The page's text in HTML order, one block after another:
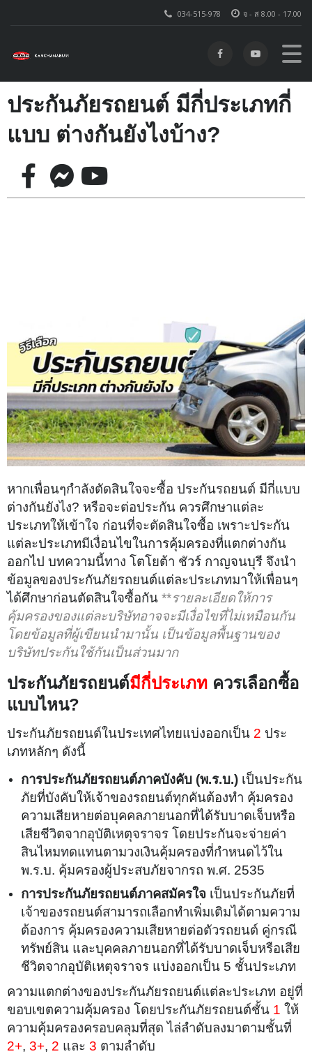
จ - ส 8.00 - 17.00
034-515-978
ประกันภัยรถยนต์ มีกี่ประเภทกี่
แบบ ต่างกันยังไงบ้าง?
หากเพื่อนๆกำลังตัดสินใจจะซื้อ ประกันรถยนต์ มีกี่แบบ
ต่างกันยังไง? หรือจะต่อประกัน ควรศึกษาแต่ละ
ประเภทให้เข้าใจ ก่อนที่จะตัดสินใจซื้อ เพราะประกัน
แต่ละประเภทมีเงื่อนไขในการคุ้มครองที่แตกต่างกัน
ออกไป บทความนี้ทาง โตโยต้า ชัวร์ กาญจนบุรี จึงนำ
ข้อมูลของประกันภัยรถยนต์แต่ละประเภทมาให้เพื่อนๆ
ได้ศึกษาก่อนตัดสินใจซื้อกัน **รายละเอียดให้การ
คุ้มครองของแต่ละบริษัทอาจจะมีเงื่อไขที่ไม่เหมือนกัน
โดยข้อมูลที่ผู้เขียนนำมานั้น เป็นข้อมูลพื้นฐานของ
บริษัทประกันใช้กันเป็นส่วนมาก
ประกันภัยรถยนต์มีกี่ประเภท ควรเลือกซื้อ
แบบไหน?
ประกันภัยรถยนต์ในประเทศไทยแบ่งออกเป็น 2 ประ
เภทหลักๆ ดังนี้
การประกันภัยรถยนต์ภาคบังคับ (พ.ร.บ.) เป็นประกัน
ภัยที่บังคับให้เจ้าของรถยนต์ทุกคันต้องทำ คุ้มครอง
ความเสียหายต่อบุคคลภายนอกที่ได้รับบาดเจ็บหรือ
เสียชีวิตจากอุบัติเหตุจราจร โดยประกันจะจ่ายค่า
สินไหมทดแทนตามวงเงินคุ้มครองที่กำหนดไว้ใน
พ.ร.บ. คุ้มครองผู้ประสบภัยจากรถ พ.ศ. 2535
การประกันภัยรถยนต์ภาคสมัครใจ เป็นประกันภัยที่
เจ้าของรถยนต์สามารถเลือกทำเพิ่มเติมได้ตามความ
ต้องการ คุ้มครองความเสียหายต่อตัวรถยนต์ คู่กรณี
ทรัพย์สิน และบุคคลภายนอกที่ได้รับบาดเจ็บหรือเสีย
ชีวิตจากอุบัติเหตุจราจร แบ่งออกเป็น 5 ชั้นประเภท
ความแตกต่างของประกันภัยรถยนต์แต่ละประเภท อยู่ที่
ขอบเขตความคุ้มครอง โดยประกันภัยรถยนต์ชั้น 1 ให้
ความคุ้มครองครอบคลุมที่สุด ไล่ลำดับลงมาตามชั้นที่
2+, 3+, 2 และ 3 ตามลำดับ